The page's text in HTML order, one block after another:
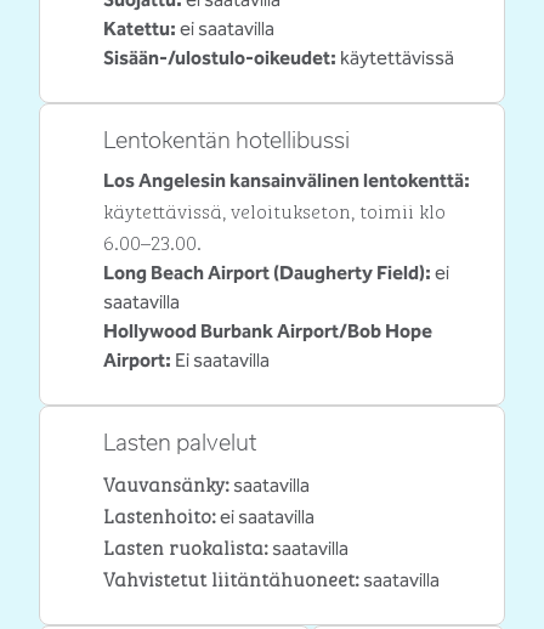
Katettu: ei saatavilla
Sisään-/ulostulo-oikeudet: käytettävissä
Lentokentän hotellibussi
Los Angelesin kansainvälinen lentokenttä:
käytettävissä, veloitukseton, toimii klo
6.00–23.00.
Long Beach Airport (Daugherty Field): ei
saatavilla
Hollywood Burbank Airport/Bob Hope
Airport: Ei saatavilla
Lasten palvelut
Vauvansänky: saatavilla
Lastenhoito:ei saatavilla
Lasten ruokalista: saatavilla
Vahvistetut liitäntähuoneet: saatavilla